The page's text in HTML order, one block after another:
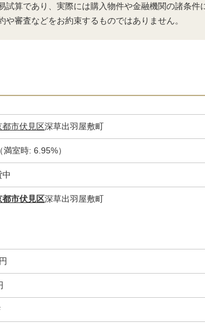
算であり、実際には購入物件や金融機関の諸条
審査などをお約束するものではありません。
都市伏見区深草出羽屋敷町
室時: 6.95%）
都市伏見区深草出羽屋敷町